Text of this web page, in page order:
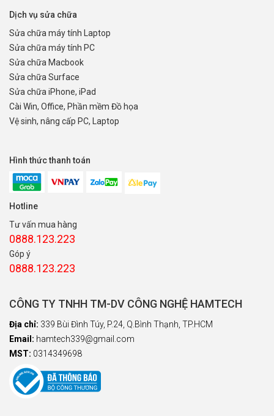
Dịch vụ sửa chữa
Sửa chữa máy tính Laptop
Sửa chữa máy tính PC
Sửa chữa Macbook
Sửa chữa Surface
Sửa chữa iPhone, iPad
Cài Win, Office, Phần mềm Đồ họa
Vệ sinh, nâng cấp PC, Laptop
Hình thức thanh toán
Hotline
Tư vấn mua hàng
0888.123.223
Góp ý
0888.123.223
CÔNG TY TNHH TM-DV CÔNG NGHỆ HAMTECH
Địa chỉ: 339 Bùi Đình Túy, P.24, Q.Bình Thạnh, TP.HCM
Email: hamtech339@gmail.com
MST: 0314349698